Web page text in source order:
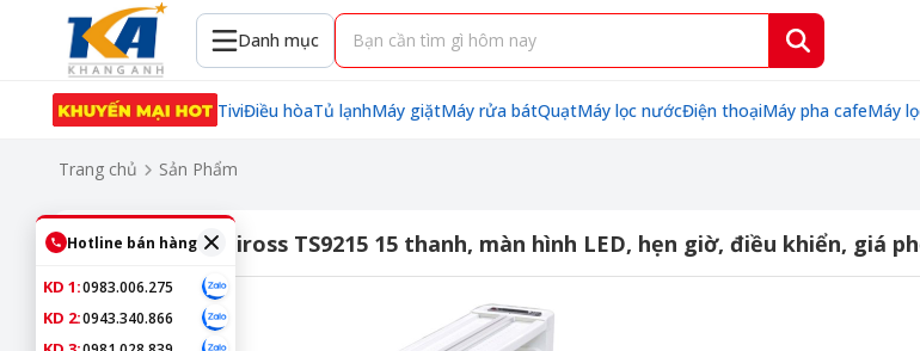
Danh mục
TiviĐiều hòaTủ lạnhMáy giặtMáy rửa bátQuạtMáy lọc nướcĐiện thoạiMáy pha cafeMáy
Trang chủ Sản Phẩm
Máy sưởi dầu Tiross TS9215 15 thanh, màn hình LED, hẹn giờ, điều khiển, giá
Hotline bán hàng
KD 1:0983.006.275
KD 2:0943.340.866